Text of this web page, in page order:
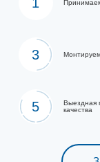
3
5
Выездная
качества